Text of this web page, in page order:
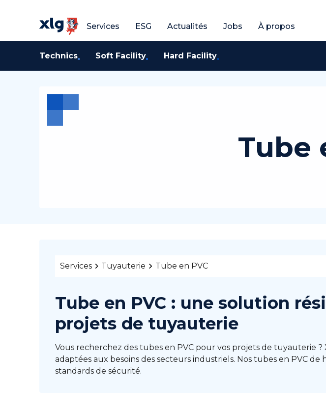
Services ESG Actualités Jobs À propos
Technics Soft Facility Hard Facility
Tube
Services Tuyauterie Tube en PVC
Tube en PVC : une solution
projets de tuyauterie
Vous recherchez des tubes en PVC pour vos projets de tuyauterie
adaptées aux besoins des secteurs industriels. Nos tubes en PVC
standards de sécurité.